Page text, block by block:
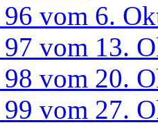
vom 6.
vom 13.
vom 20.
vom 27.